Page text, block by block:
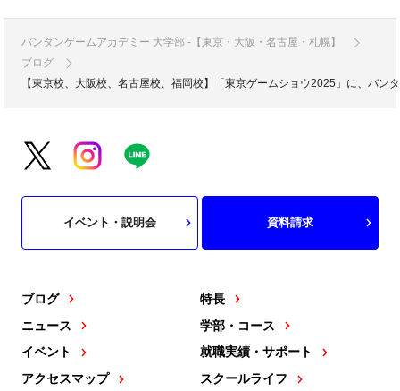
バンタンゲームアカデミー 大学部 -【東京・大阪・名古屋・札幌】
ブログ
【東京校、大阪校、名古屋校、福岡校】「東京ゲームショウ2025」に、バ
ブログ
ニュース
イベント
アクセスマップ
特長
学部・コース
就職実績・サポート
スクールライフ
イベント・説明会 資料請求